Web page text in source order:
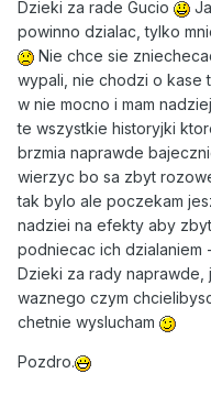
Dzieki za rade Gucio
powinno dzialac, tylko
Nie chce sie
wypali, nie chodzi o kase
w nie mocno i mam
te wszystkie historyjki
brzmia naprawde
wierzyc bo sa zbyt
tak bylo ale poczekam
nadziei na efekty aby
podniecac ich dzialaniem
Dzieki za rady
waznego czym
chetnie wyslucham
Pozdro.